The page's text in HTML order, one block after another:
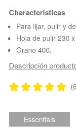
Characterísticas
Para lijar, pulir y
Hoja de pulir 230
Grano 400.
Descripción
Essentials